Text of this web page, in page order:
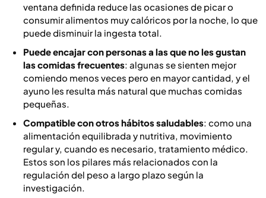
ventana definida reduce las ocasiones de picar o
consumir alimentos muy calóricos por la noche, lo que
puede disminuir la ingesta total.
Puede encajar con personas a las que no les gustan
las comidas frecuentes: algunas se sienten mejor
comiendo menos veces pero en mayor cantidad, y el
ayuno les resulta más natural que muchas comidas
pequeñas.
Compatible con otros hábitos saludables: como una
alimentación equilibrada y nutritiva, movimiento
regular y, cuando es necesario, tratamiento médico.
Estos son los pilares más relacionados con la
regulación del peso a largo plazo según la
investigación.